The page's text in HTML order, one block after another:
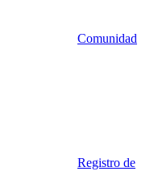
Comunidad
Registro de